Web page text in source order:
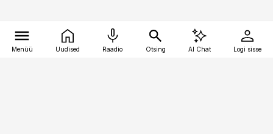
Menüü Uudised Raadio Otsing AI Chat Logi sisse